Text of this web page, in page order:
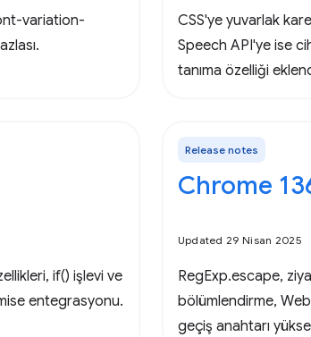
variation-
CSS'ye yuvarlak
Speech API'ye ise
tanıma özelliği
if() işlevi ve
entegrasyonu.
Release notes
Chrome
Updated 29 Nisan 2025
RegExp.escape,
bölümlendirme,
geçiş anahtarı